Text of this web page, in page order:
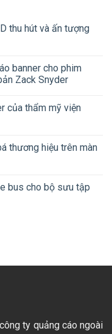
thu hút và ấn tượng
banner cho phim
Zack Snyder
của thẩm mỹ viện
thương hiệu trên màn
bus cho bộ sưu tập
ty quảng cáo ngoài